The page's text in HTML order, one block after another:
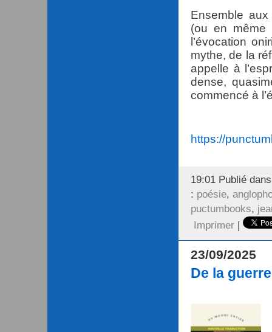
Ensemble
(ou en
l’évocation
mythe, de la
appelle à
dense,
commencé à
https://
19:01 Publié
: poésie,
puctumbooks,
Imprimer |
23/09/2025
De la